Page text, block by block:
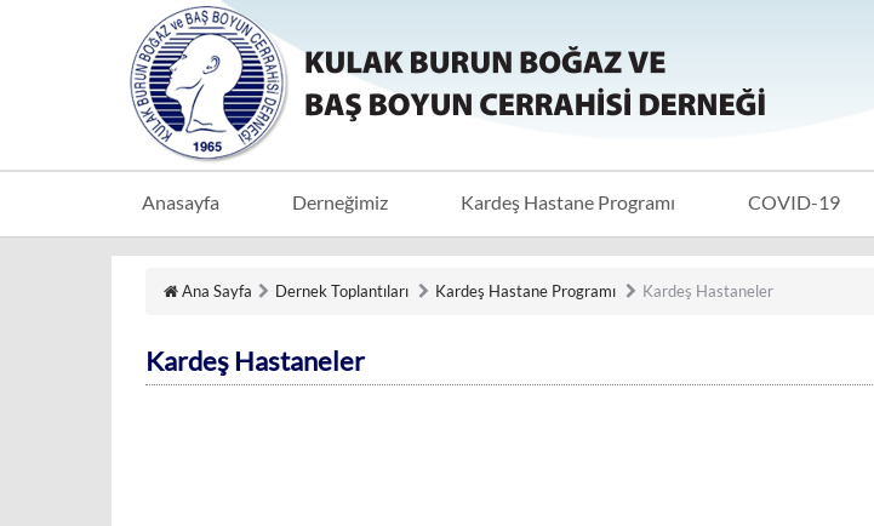
Anasayfa Derneğimiz Kardeş Hastane Programı COVID-19
Ana Sayfa Dernek Toplantıları Kardeş Hastane Programı Kardeş Hastaneler
Kardeş Hastaneler